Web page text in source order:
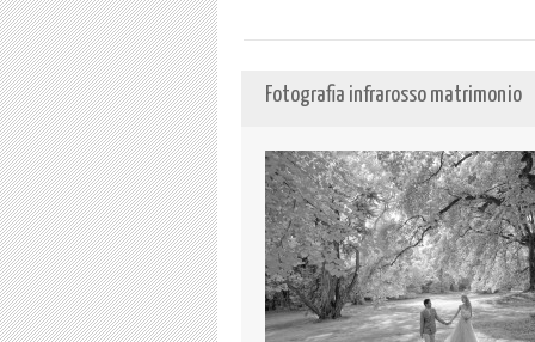
Fotografia infrarosso matrimonio